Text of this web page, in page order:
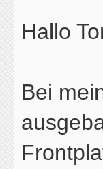
Hallo
Bei